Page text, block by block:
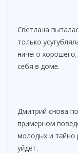
Светлана
только
ничего
себя в доме.
Дмитрий снова
примерном
молодых и тайно
уйдёт.